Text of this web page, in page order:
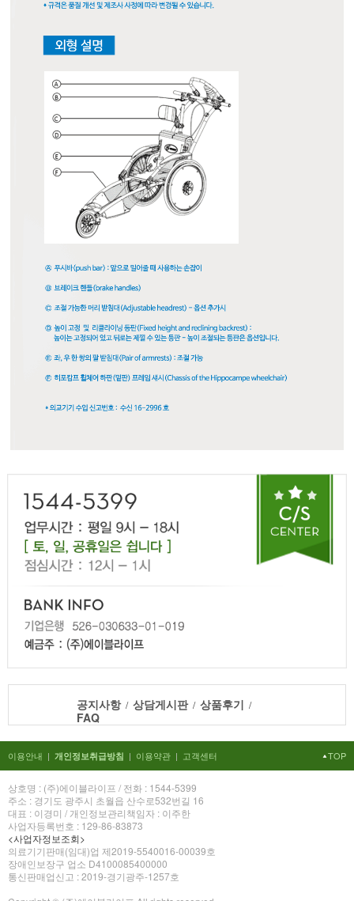
공지사항/ 상담게시판/ 상품후기 /
FAQ
이용안내 | 개인정보취급방침 | 이용약관 | 고객센터 TOP
상호명 : (주)에이블라이프 / 전화 : 1544-5399
주소 : 경기도 광주시 초월읍 산수로532번길 16
대표 : 이경미 / 개인정보관리책임자 : 이주한
사업자등록번호 : 129-86-83873
<사업자정보조회>
의료기기판매(임대)업 제2019-5540016-00039호
장애인보장구 업소 D4100085400000
통신판매업신고 : 2019-경기광주-1257호